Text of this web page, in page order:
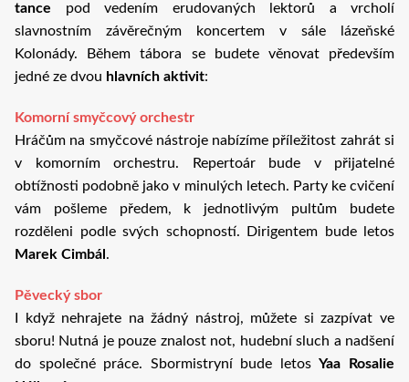
tance pod vedením erudovaných lektorů a vrcholí
slavnostním závěrečným koncertem v sále lázeňské
Kolonády. Během tábora se budete věnovat především
jedné ze dvou hlavních aktivit:
Komorní smyčcový orchestr
Hráčům na smyčcové nástroje nabízíme příležitost zahrát si
v komorním orchestru. Repertoár bude v přijatelné
obtížnosti podobně jako v minulých letech. Party ke cvičení
vám pošleme předem, k jednotlivým pultům budete
rozděleni podle svých schopností. Dirigentem bude letos
Marek Cimbál .
Pěvecký sbor
I když nehrajete na žádný nástroj, můžete si zazpívat ve
sboru! Nutná je pouze znalost not, hudební sluch a nadšení
do společné práce. Sbormistryní bude letosYaa Rosalie